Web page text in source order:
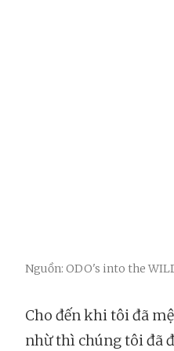
Nguồn: ODO's into the
Cho đến khi tôi đã
nhừ thì chúng tôi đã